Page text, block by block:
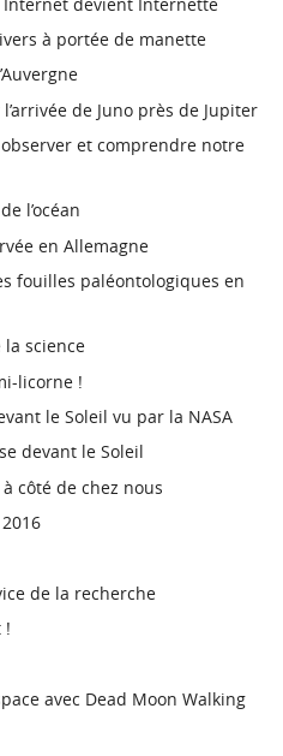
à portée de manette
de Juno près de Jupiter
et comprendre notre
l’océan
en Allemagne
fouilles paléontologiques en
la science
licorne !
le Soleil vu par la NASA
devant le Soleil
côté de chez nous
de la recherche
!
avec Dead Moon Walking